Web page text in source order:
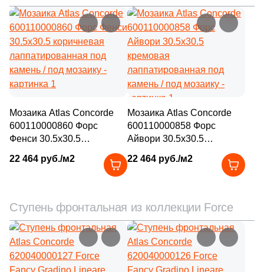
Мозаика Atlas Concorde
600110000860 Форс
Фенси 30.5x30.5
лаппатированная под
22 464 руб./м2
Мозаика Atlas Concorde
600110000858 Форс
Айвори 30.5x30.5
лаппатированная под
22 464 руб./м2
Ступень фронтальная из коллекции Force